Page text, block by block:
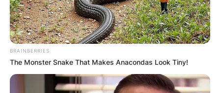
сака да работи, Македонија нуди многу, но
треба да се работи и да се биде фер во тој
однос плус да се биде истраен. Ниту една
победа не доаѓа преку ноќ, туку треба да се
работи на неа, да бидеш подобар и
попрецизен од секој ден, миг претходно, за
да бидеш поуспешен во текот на годините,
BRAINBERRIES
The Monster Snake That Makes Anacondas Look Tiny!